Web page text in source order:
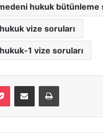
hukuk bütünleme
vize soruları
1 vize soruları
Pocket E-Posta ile paylaş Yazdır